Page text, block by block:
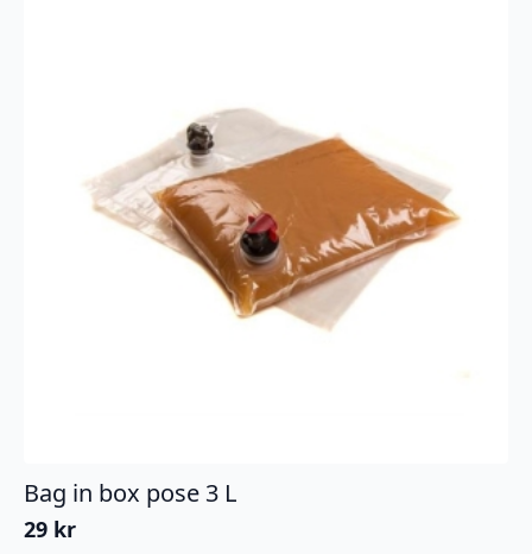
Bag in box pose 3 L
29 kr